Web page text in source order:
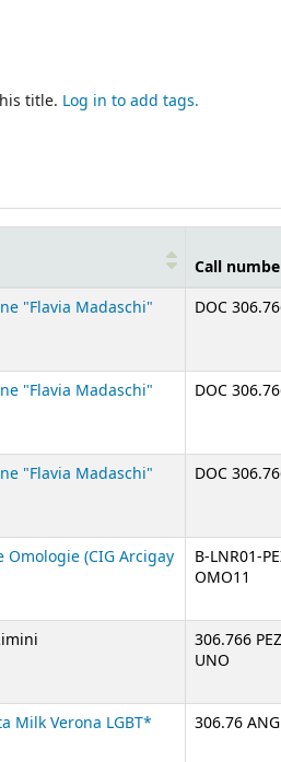
title. Log in to add tags.
Call
"Flavia Madaschi"
DOC
"Flavia Madaschi"
DOC
"Flavia Madaschi"
DOC
(CIG Arcigay
B-LNR01-
OMO11
306.766 PEZ
UNO
Milk Verona LGBT*
306.76